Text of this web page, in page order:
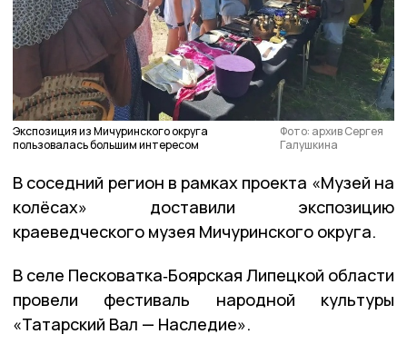
Экспозиция из Мичуринского округа
пользовалась большим интересом
Фото: архив Сергея
Галушкина
В соседний регион в рамках проекта «Музей на
колёсах» доставили экспозицию
краеведческого музея Мичуринского округа.
В селе Песковатка‑Боярская Липецкой области
провели фестиваль народной культуры
«Татарский Вал — Наследие».